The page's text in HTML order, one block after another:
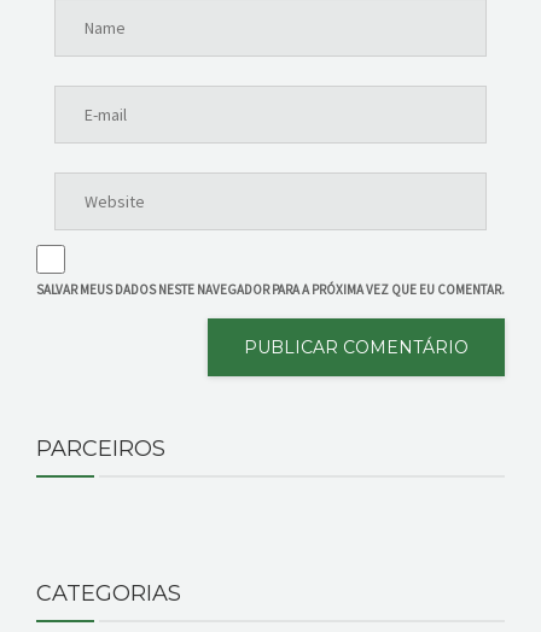
SALVAR MEUS DADOS NESTE NAVEGADOR PARA A PRÓXIMA VEZ QUE EU COMENTAR.
PARCEIROS
CATEGORIAS